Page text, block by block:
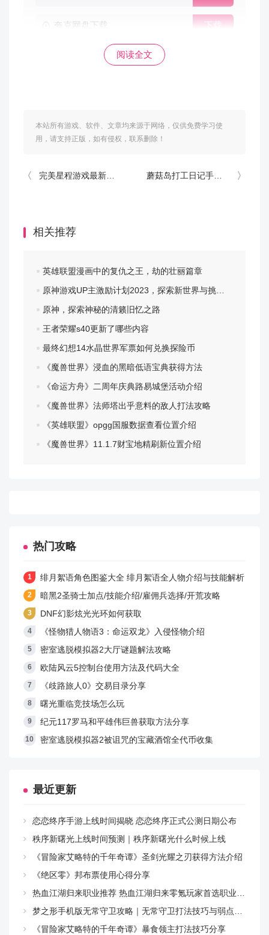
夸克网盘下载 下载
阅读全文
本站所有游戏、软件、文章均来源于网络，仅供免费学习使
用，请支持正版，如有侵权，联系删除！
完美星程游戏最新版本 蘑菇岛打工日记手机版
相关推荐
英雄联盟漫画中的复仇之王，劫的壮丽篇章
原神游戏UP主激励计划2023，探索新世界与挑战自我
原神，探索神秘的清籁旧忆之路
王者荣耀s40更新了哪些内容
最终幻想14水晶世界军票如何兑换探险币
《魔兽世界》浸血的黑暗低语宝典获得方法
《命运方舟》二周年庆典路易城堡活动介绍
《魔兽世界》法师塔出乎意料的敌人打法攻略
《英雄联盟》opgg国服数据查看位置介绍
《魔兽世界》11.1.7财宝地精刷新位置介绍
热门攻略
绯月絮语角色图鉴大全 绯月絮语全人物介绍与技能解析
暗黑2圣骑士加点/技能介绍/雇佣兵选择/开荒攻略
DNF幻影炫光光环如何获取
《怪物猎人物语3：命运双龙》入侵怪物介绍
密室逃脱模拟器2大厅谜题解法攻略
欧陆风云5控制台使用方法及代码大全
《歧路旅人0》交易目录分享
曙光重临竞技场怎么玩
纪元117罗马和平雄伟巨兽获取方法分享
密室逃脱模拟器2被诅咒的宝藏酒馆全代币收集
最近更新
恋恋终序手游上线时间揭晓 恋恋终序正式公测日期公布
秩序新曙光上线时间预测｜秩序新曙光什么时候上线
《冒险家艾略特的千年奇谭》圣剑光耀之刃获得方法介绍
《绝区零》邦布票使用心得分享
热血江湖归来职业推荐 热血江湖归来零氪玩家首选职业指南
梦之形手机版无常守卫攻略｜无常守卫打法技巧与弱点解析
《冒险家艾略特的千年奇谭》暴食领主打法技巧分享